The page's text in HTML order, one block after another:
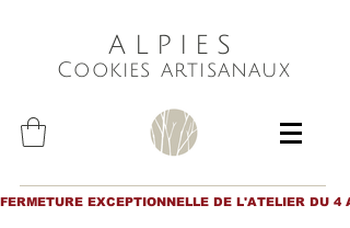
ALPIES
Cookies artisanaux
FERMETURE EXCEPTIONNELLE DE L'ATELIER